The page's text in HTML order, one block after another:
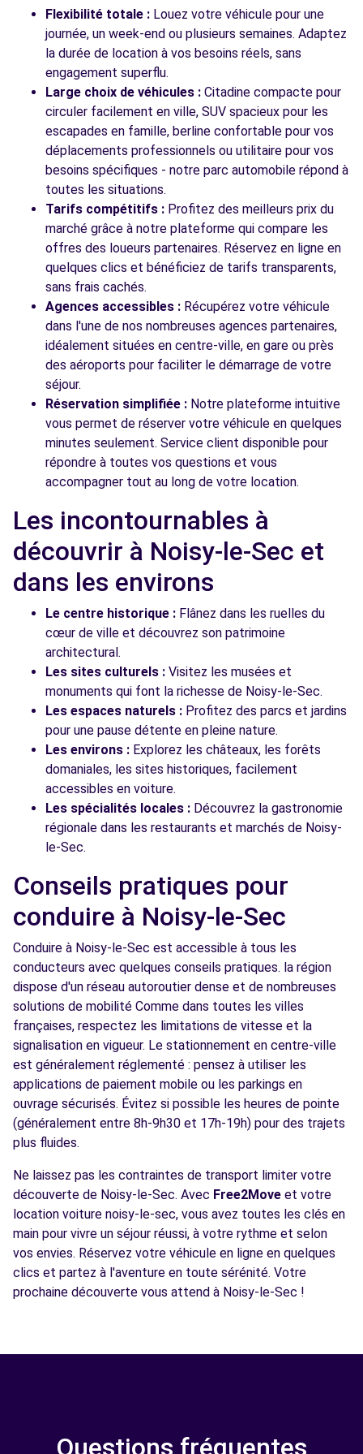
Voir toutes les agences
Flexibilité totale : Louez votre véhicule pour une
journée, un week-end ou plusieurs semaines. Adaptez
la durée de location à vos besoins réels, sans
engagement superflu.
Large choix de véhicules : Citadine compacte pour
circuler facilement en ville, SUV spacieux pour les
escapades en famille, berline confortable pour vos
déplacements professionnels ou utilitaire pour vos
besoins spécifiques - notre parc automobile répond à
toutes les situations.
Tarifs compétitifs : Profitez des meilleurs prix du
marché grâce à notre plateforme qui compare les
offres des loueurs partenaires. Réservez en ligne en
quelques clics et bénéficiez de tarifs transparents,
sans frais cachés.
Agences accessibles : Récupérez votre véhicule
dans l'une de nos nombreuses agences partenaires,
idéalement situées en centre-ville, en gare ou près
des aéroports pour faciliter le démarrage de votre
séjour.
Réservation simplifiée : Notre plateforme intuitive
vous permet de réserver votre véhicule en quelques
minutes seulement. Service client disponible pour
répondre à toutes vos questions et vous
accompagner tout au long de votre location.
Les incontournables à
découvrir à Noisy-le-Sec et
dans les environs
Le centre historique : Flânez dans les ruelles du
cœur de ville et découvrez son patrimoine
architectural.
Les sites culturels : Visitez les musées et
monuments qui font la richesse de Noisy-le-Sec.
Les espaces naturels : Profitez des parcs et jardins
pour une pause détente en pleine nature.
Les environs : Explorez les châteaux, les forêts
domaniales, les sites historiques, facilement
accessibles en voiture.
Les spécialités locales : Découvrez la gastronomie
régionale dans les restaurants et marchés de Noisy-
le-Sec.
Conseils pratiques pour
conduire à Noisy-le-Sec
Conduire à Noisy-le-Sec est accessible à tous les
conducteurs avec quelques conseils pratiques. la région
dispose d'un réseau autoroutier dense et de nombreuses
solutions de mobilité Comme dans toutes les villes
françaises, respectez les limitations de vitesse et la
signalisation en vigueur. Le stationnement en centre-ville
est généralement réglementé : pensez à utiliser les
applications de paiement mobile ou les parkings en
ouvrage sécurisés. Évitez si possible les heures de pointe
(généralement entre 8h-9h30 et 17h-19h) pour des trajets
plus fluides.
Ne laissez pas les contraintes de transport limiter votre
découverte de Noisy-le-Sec. Avec Free2Move et votre
location voiture noisy-le-sec, vous avez toutes les clés en
main pour vivre un séjour réussi, à votre rythme et selon
vos envies. Réservez votre véhicule en ligne en quelques
clics et partez à l'aventure en toute sérénité. Votre
prochaine découverte vous attend à Noisy-le-Sec !
Questions fréquentes